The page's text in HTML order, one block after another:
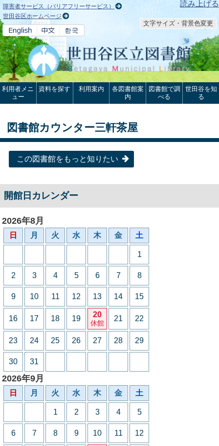
本文へ 読み上げる
障害者サービス（バリアフリーサービス）
世田谷区ホームページ
文字サイズ・背景色変更
利用者メニ
ュー
資料を探す 利用案内
各図書館案
内
図書館で調
べる
世田谷を知
る
図書館カウンター三軒茶屋
この図書館をもっと知りたい
開館日カレンダー
2026年8月
日 月 火 水 木 金 土
1
2 3 4 5 6 7 8
9 10 11 12 13 14 15
16 17 18 19 20
休館
21 22
23 24 25 26 27 28 29
30 31
2026年9月
日 月 火 水 木 金 土
1 2 3 4 5
6 7 8 9 10 11 12